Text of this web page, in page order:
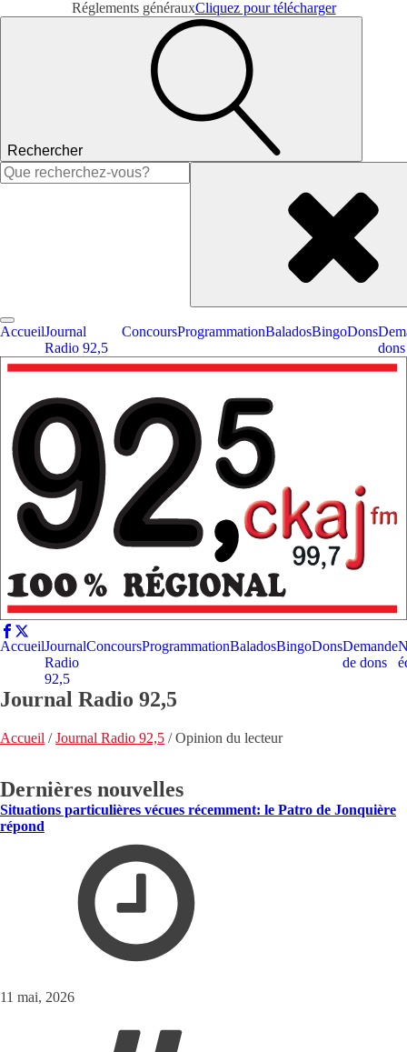
Réglements générauxCliquez pour télécharger
Rechercher
Rechercher :
AccueilJournal
Radio 92,5
ConcoursProgrammationBaladosBingoDons
dons
AccueilJournal
Radio
92,5
ConcoursProgrammationBaladosBingoDonsDemande
de dons
Journal Radio 92,5
Accueil /Journal Radio 92,5 /Opinion du lecteur
Dernières nouvelles
Situations particulières vécues récemment: le Patro de Jonquière
répond
11 mai, 2026